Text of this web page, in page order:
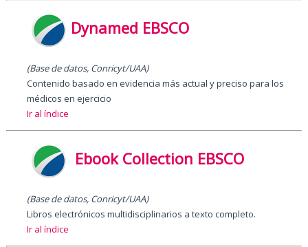
Dynamed EBSCO
(Base de datos, Conricyt/UAA)
Contenido basado en evidencia más actual y preciso para los
médicos en ejercicio
Ir al índice
Ebook Collection EBSCO
(Base de datos, Conricyt/UAA)
Libros electrónicos multidisciplinarios a texto completo.
Ir al índice